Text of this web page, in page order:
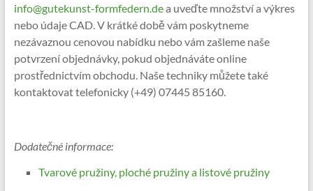
info@gutekunst-formfedern.dea uveďte množství a výkres
nebo údaje CAD. V krátké době vám poskytneme
nezávaznou cenovou nabídku nebo vám zašleme naše
potvrzení objednávky, pokud objednáváte online
prostřednictvím obchodu. Naše techniky můžete také
kontaktovat telefonicky (+49) 07445 85160.
Dodatečné informace:
Tvarové pružiny, ploché pružiny a listové pružiny